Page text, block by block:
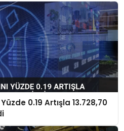
0.19 Artışla 13.728,70